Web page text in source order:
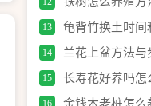
13
龟背竹换土时
意事
14 兰花上盆方法
15 长寿花好养吗怎
16 金钱木老桩怎么